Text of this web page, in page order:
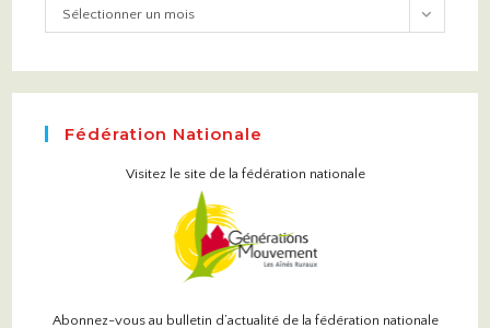
Sélectionner un mois
Fédération Nationale
Visitez le site de la fédération nationale
Abonnez-vous au bulletin d’actualité de la fédération nationale